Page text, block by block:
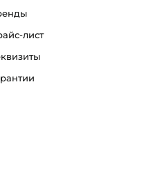
лист